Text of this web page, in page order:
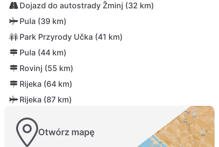
Dojazd do autostrady Žminj (32 km)
Pula (39 km)
Park Przyrody Učka (41 km)
Pula (44 km)
Rovinj (55 km)
Rijeka (64 km)
Rijeka (87 km)
Otwórz mapę